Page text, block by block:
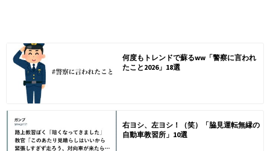
何度もトレンドで蘇るww「警察に言われ
たこと2026」18選
右ヨシ、左ヨシ！（笑）「脇見運転無縁の
自動車教習所」10選